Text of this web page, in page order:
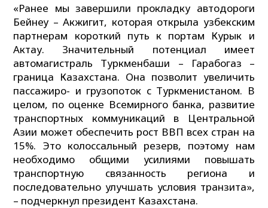
«Ранее мы завершили прокладку автодороги
Бейнеу – Акжигит, которая открыла узбекским
партнерам короткий путь к портам Курык и
Актау. Значительный потенциал имеет
автомагистраль Туркменбаши – Гарабогаз –
граница Казахстана. Она позволит увеличить
пассажиро- и грузопоток с Туркменистаном. В
целом, по оценке Всемирного банка, развитие
транспортных коммуникаций в Центральной
Азии может обеспечить рост ВВП всех стран на
15%. Это колоссальный резерв, поэтому нам
необходимо общими усилиями повышать
транспортную связанность региона и
последовательно улучшать условия транзита»,
– подчеркнул президент Казахстана.